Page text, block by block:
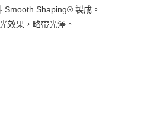
上)免運費
上)免運費
Smooth Shaping® 製成。
效果，略帶光澤。